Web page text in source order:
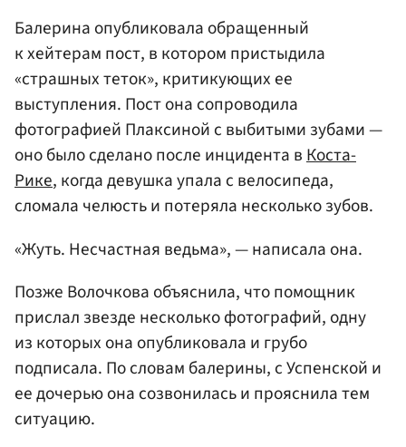
Балерина опубликовала обращенный
к хейтерам пост, в котором пристыдила
«страшных теток», критикующих ее
выступления. Пост она сопроводила
фотографией Плаксиной с выбитыми зубами —
оно было сделано после инцидента вКоста-
Рике, когда девушка упала с велосипеда,
сломала челюсть и потеряла несколько зубов.
«Жуть. Несчастная ведьма», — написала она.
Позже Волочкова объяснила, что помощник
прислал звезде несколько фотографий, одну
из которых она опубликовала и грубо
подписала. По словам балерины, с Успенской и
ее дочерью она созвонилась и прояснила тем
ситуацию.